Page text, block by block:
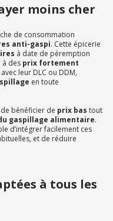
moins cher
de consommation
anti-gaspi. Cette épicerie
à date de péremption
à des prix fortement
leur DLC ou DDM,
en toute
bénéficier de prix bas tout
gaspillage alimentaire.
d’intégrer facilement ces
et de réduire
à tous les